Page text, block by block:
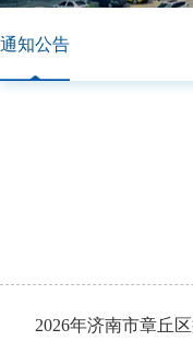
通知公告
2026年济南市章丘